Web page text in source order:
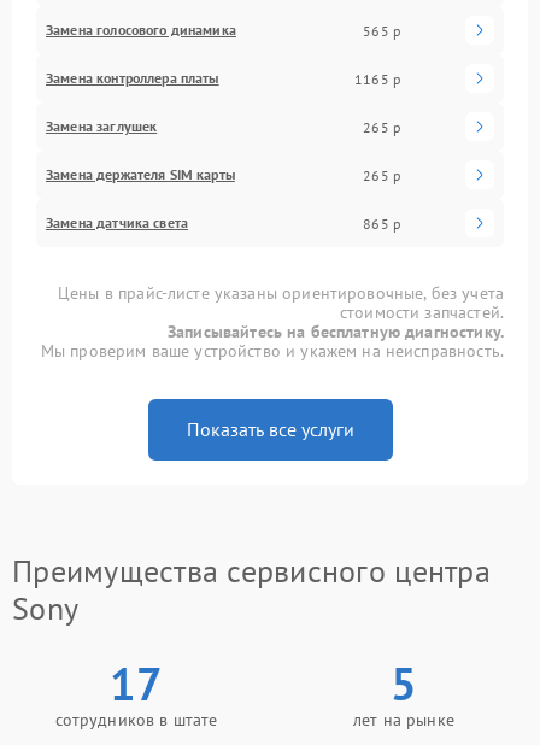
Замена голосового динамика 565 р
Замена контроллера платы 1165 р
Замена заглушек 265 р
Замена держателя SIM карты 265 р
Замена датчика света 865 р
Цены в прайс-листе указаны ориентировочные, без учета
стоимости запчастей.
Записывайтесь на бесплатную диагностику.
Мы проверим ваше устройство и укажем на неисправность.
Показать все услуги
Преимущества сервисного центра
Sony
17
сотрудников в штате
5
лет на рынке